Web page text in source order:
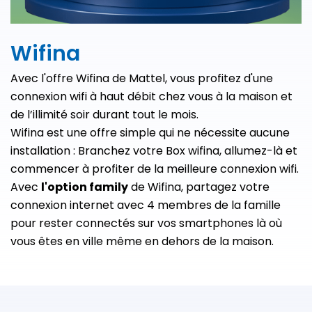
Wifina
Avec l'offre Wifina de Mattel, vous profitez d'une
connexion wifi à haut débit chez vous à la maison et
de l’illimité soir durant tout le mois.
Wifina est une offre simple qui ne nécessite aucune
installation : Branchez votre Box wifina, allumez-là et
commencer à profiter de la meilleure connexion wifi.
Avec l'option familyde Wifina, partagez votre
connexion internet avec 4 membres de la famille
pour rester connectés sur vos smartphones là où
vous êtes en ville même en dehors de la maison.